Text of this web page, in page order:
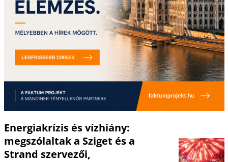
Energiakrízis és vízhiány:
megszólaltak a Sziget és a
Strand szervezői,